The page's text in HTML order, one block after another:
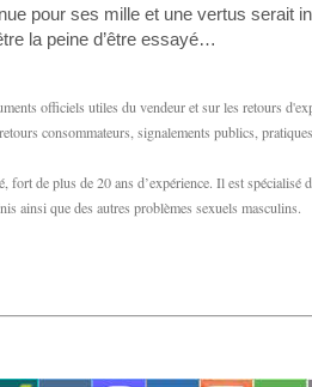
pour ses mille et une vertus serait
la peine d’être essayé…
officiels utiles du vendeur et sur les retours
consommateurs, signalements publics,
de plus de 20 ans d’expérience. Il est spécialisé
ainsi que des autres problèmes sexuels masculins.